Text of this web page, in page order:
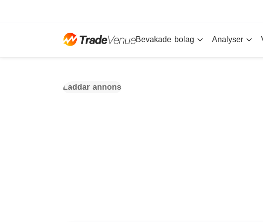
Bevakade bolag Analyser
Laddar annons